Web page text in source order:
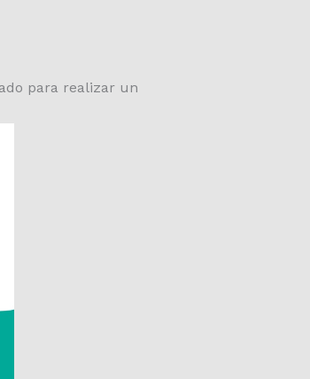
para realizar un